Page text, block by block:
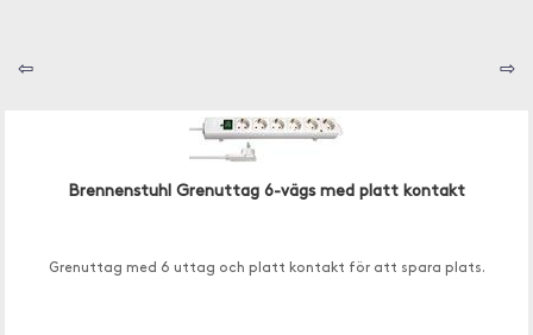
⇦ ⇨
Brennenstuhl Grenuttag 6-vägs med platt kontakt
Grenuttag med 6 uttag och platt kontakt för att spara plats.